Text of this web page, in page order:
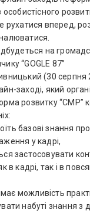
особистісного
рухатися вперед,
на
“GOGLE 87”
(30 серпня
заході, який
розвитку “СМР”
базові знання
у кадрі,
застосовувати
в кадрі, так і в
можливість
набуті знання з